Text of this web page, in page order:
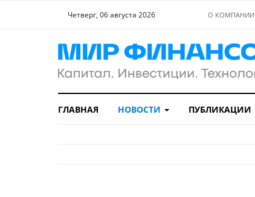
Четверг, 06 августа 2026 О КОМПАНИИ
ГЛАВНАЯ НОВОСТИ ПУБЛИКАЦИИ